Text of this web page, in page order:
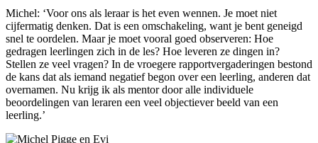
Michel: ‘Voor ons als leraar is het even wennen. Je moet niet
cijfermatig denken. Dat is een omschakeling, want je bent geneigd
snel te oordelen. Maar je moet vooral goed observeren: Hoe
gedragen leerlingen zich in de les? Hoe leveren ze dingen in?
Stellen ze veel vragen? In de vroegere rapportvergaderingen bestond
de kans dat als iemand negatief begon over een leerling, anderen dat
overnamen. Nu krijg ik als mentor door alle individuele
beoordelingen van leraren een veel objectiever beeld van een
leerling.’